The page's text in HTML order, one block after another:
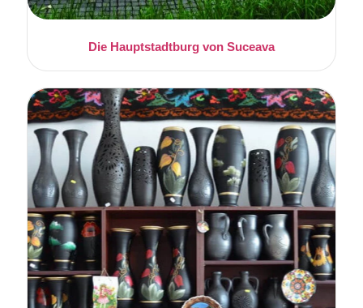
Die Hauptstadtburg von Suceava